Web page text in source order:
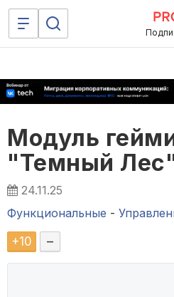
Модуль
"Темный
24.11.25
Функциональные -
+10 –